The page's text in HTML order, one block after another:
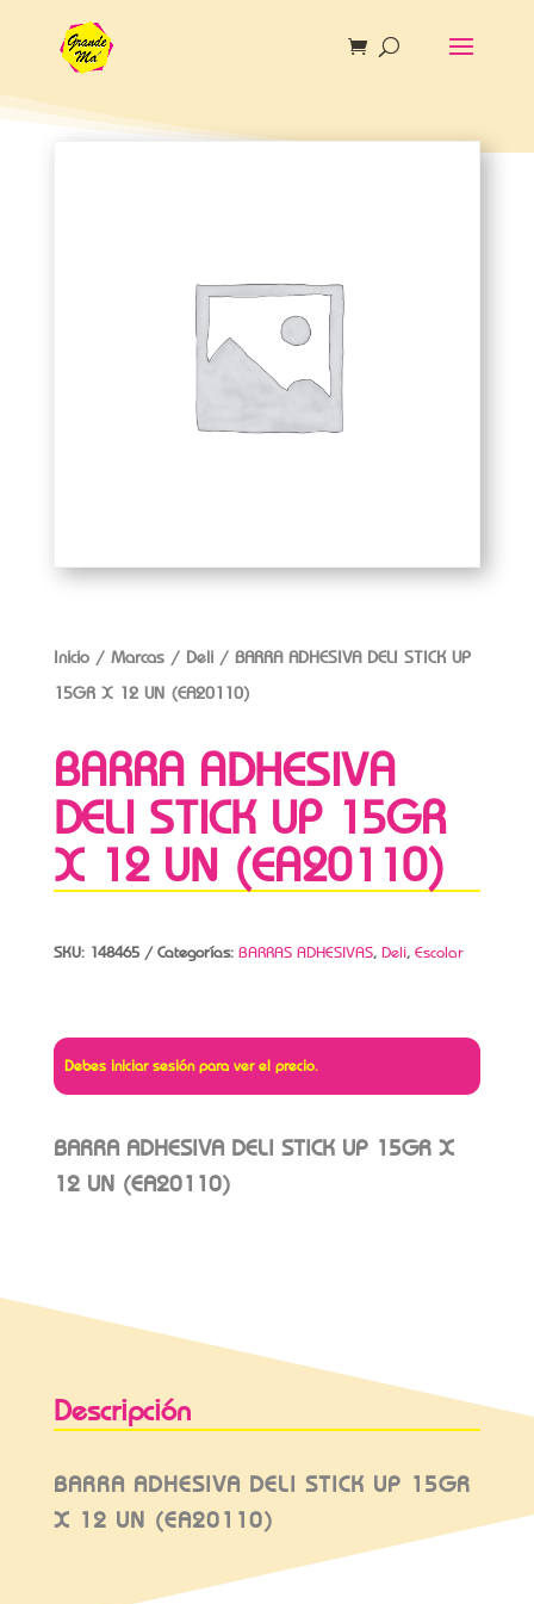
Inicio/ Marcas/ Deli/ BARRA ADHESIVA DELI STICK UP
15GR X 12 UN (EA20110)
BARRA ADHESIVA
DELI STICK UP 15GR
X 12 UN (EA20110)
SKU: 148465 Categorías: BARRAS ADHESIVAS, Deli, Escolar
Debes iniciar sesión para ver el precio.
BARRA ADHESIVA DELI STICK UP 15GR X
12 UN (EA20110)
Descripción
BARRA ADHESIVA DELI STICK UP 15GR
X 12 UN (EA20110)